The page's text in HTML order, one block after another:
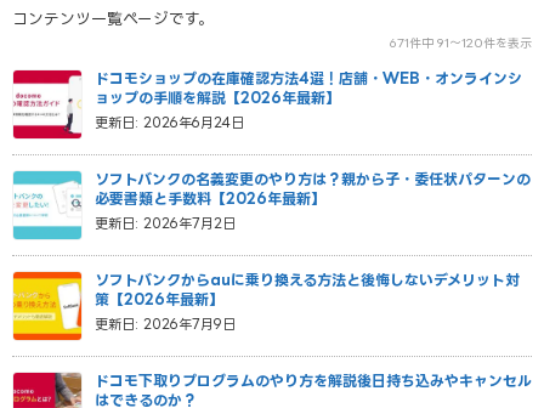
コンテンツ一覧ページです。
671件中 91〜120件を表示
更新日: 2026年6月24日
ドコモショップの在庫確認方法4選！店舗・WEB・オンラインシ
ョップの手順を解説【2026年最新】
更新日: 2026年7月2日
ソフトバンクの名義変更のやり方は？親から子・委任状パターンの
必要書類と手数料【2026年最新】
更新日: 2026年7月9日
ソフトバンクからauに乗り換える方法と後悔しないデメリット対
策【2026年最新】
ドコモ下取りプログラムのやり方を解説│後日持ち込みやキャンセル
はできるのか？